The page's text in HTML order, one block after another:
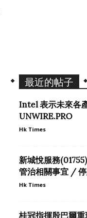
最近的帖子
Intel 表示未來各
UNWIRE.PRO
Hk Times
新城悅服務
管治相關事宜 /
Hk Times
桂冠指揮殷巴爾